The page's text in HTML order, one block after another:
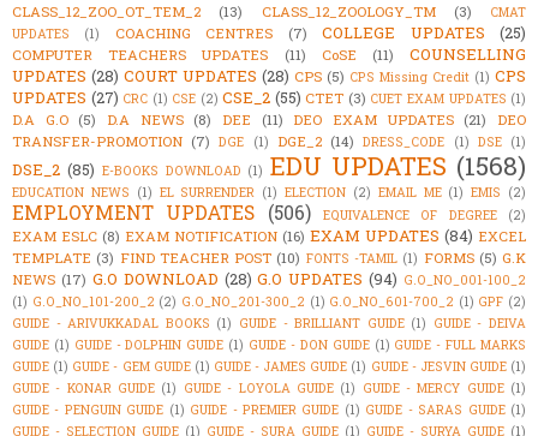
CLASS_12_ZOO_OT_TEM_2
(13) CLASS_12_ZOOLOGY_TM (3)
CMAT
UPDATES
(1) COACHING CENTRES (7) COLLEGE UPDATES (25)
COMPUTER TEACHERS UPDATES (11) CoSE (11)
COUNSELLING
UPDATES (28) COURT UPDATES (28) CPS (5) CPS Missing Credit (1) CPS
UPDATES (27) CRC (1) CSE (2) CSE_2 (55) CTET (3) CUET EXAM UPDATES (1)
D.A G.O (5) D.A NEWS (8) DEE (11) DEO EXAM UPDATES (21)
DEO
TRANSFER-PROMOTION (7) DGE (1) DGE_2 (14) DRESS_CODE (1) DSE (1)
DSE_2 (85) E-BOOKS DOWNLOAD (1) EDU UPDATES (1568)
EDUCATION NEWS (1) EL SURRENDER (1) ELECTION (2) EMAIL ME (1) EMIS (2)
EMPLOYMENT UPDATES (506) EQUIVALENCE OF DEGREE (2)
EXAM ESLC (8) EXAM NOTIFICATION (16) EXAM UPDATES (84) EXCEL
TEMPLATE (3) FIND TEACHER POST (10) FONTS -TAMIL (1) FORMS (5) G.K
NEWS (17) G.O DOWNLOAD (28) G.O UPDATES (94) G.O_NO_001-100_2
(1) G.O_NO_101-200_2 (2) G.O_NO_201-300_2 (1) G.O_NO_601-700_2 (1) GPF (2)
GUIDE - ARIVUKKADAL BOOKS (1) GUIDE - BRILLIANT GUIDE (1) GUIDE - DEIVA
GUIDE (1) GUIDE - DOLPHIN GUIDE (1) GUIDE - DON GUIDE (1) GUIDE - FULL MARKS
GUIDE (1) GUIDE - GEM GUIDE (1) GUIDE - JAMES GUIDE (1) GUIDE - JESVIN GUIDE (1)
GUIDE - KONAR GUIDE (1) GUIDE - LOYOLA GUIDE (1) GUIDE - MERCY GUIDE (1)
GUIDE - PENGUIN GUIDE (1) GUIDE - PREMIER GUIDE (1) GUIDE - SARAS GUIDE (1)
GUIDE - SELECTION GUIDE (1) GUIDE - SURA GUIDE (1) GUIDE - SURYA GUIDE (1)